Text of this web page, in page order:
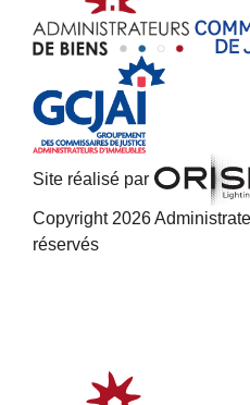
Site réalisé par
Copyright 2026
réservés